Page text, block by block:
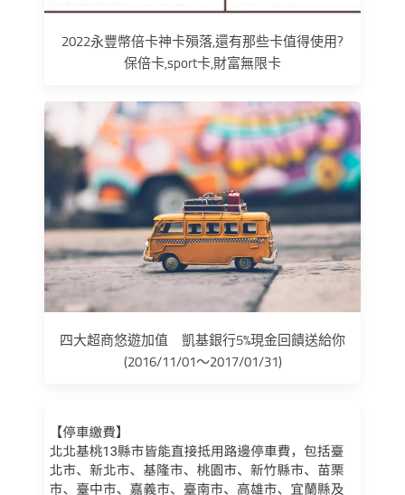
2022永豐幣倍卡神卡殞落,還有那些卡值得使用?
保倍卡,sport卡,財富無限卡
四大超商悠遊加值 凱基銀行5%現金回饋送給你
(2016/11/01～2017/01/31)